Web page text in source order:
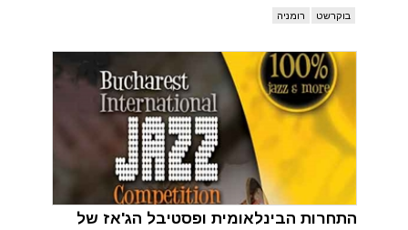
בוקרשט רומניה
התחרות הבינלאומית ופסטיבל הג'אז של